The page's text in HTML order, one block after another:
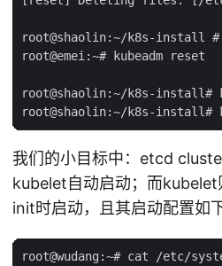
root@shaolin:~/k8s-install
root@emei:~# kubeadm reset
root@shaolin:~/k8s-install#
我们的小目标中：etcd
kubelet自动启动；而
init时启动，且其启动配置如下
root@wudang:~# cat /etc/